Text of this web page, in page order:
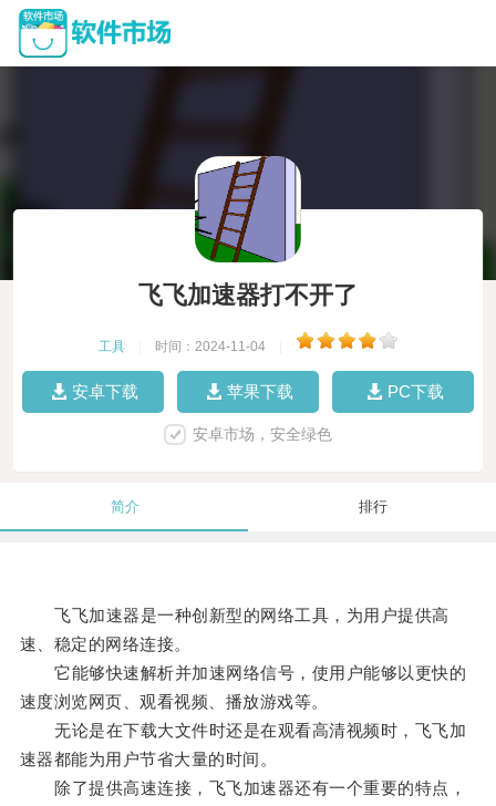
飞飞加速器打不开了
工具 时间：2024-11-04
安卓下载 苹果下载 PC下载
安卓市场，安全绿色
简介 排行
飞飞加速器是一种创新型的网络工具，为用户提供高
速、稳定的网络连接。
它能够快速解析并加速网络信号，使用户能够以更快的
速度浏览网页、观看视频、播放游戏等。
无论是在下载大文件时还是在观看高清视频时，飞飞加
速器都能为用户节省大量的时间。
除了提供高速连接，飞飞加速器还有一个重要的特点，